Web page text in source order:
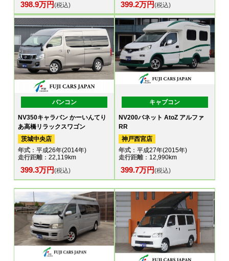
398.9万円(税込) 399.2万円(税込)
バンコン
NV350キャラバン かーいんてり
あ高橋リラックスワゴン
茨城中央店
年式 ：平成26年(2014年)
走行距離：22,119km
399.3万円(税込)
キャブコン
NV200バネット AtoZ アルファ
RR
神戸西宮店
年式：平成27年(2015年)
走行距離：12,990km
399.7万円(税込)